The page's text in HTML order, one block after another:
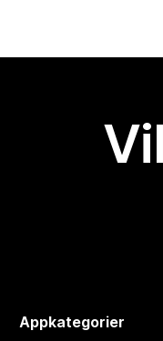
Appkategorier